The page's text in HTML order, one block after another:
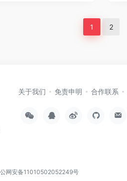
1 2
关于我们 免责申明 合作联系
网安备11010502052249号